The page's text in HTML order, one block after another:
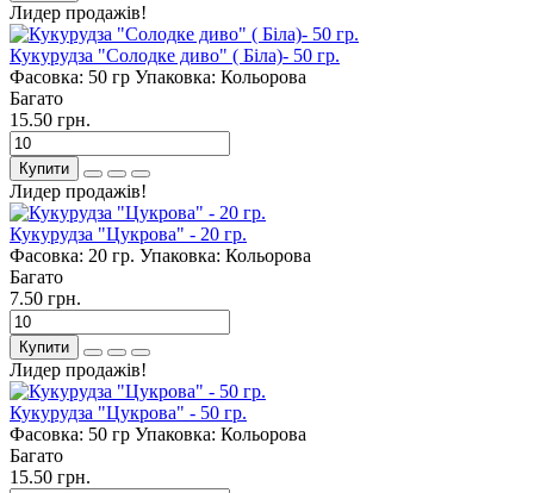
Лидер продажів!
Кукурудза "Солодке диво" ( Біла)- 50 гр.
Фасовка: 50 гр Упаковка: Кольорова
Багато
15.50 грн.
Купити
Лидер продажів!
Кукурудза "Цукрова" - 20 гр.
Фасовка: 20 гр. Упаковка: Кольорова
Багато
7.50 грн.
Купити
Лидер продажів!
Кукурудза "Цукрова" - 50 гр.
Фасовка: 50 гр Упаковка: Кольорова
Багато
15.50 грн.